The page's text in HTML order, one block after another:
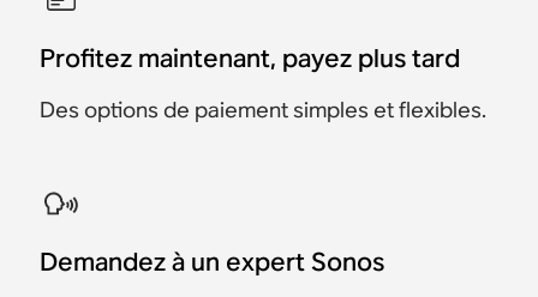
Profitez maintenant, payez plus tard
Des options de paiement simples et flexibles.
Demandez à un expert Sonos